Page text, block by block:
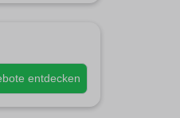
entdecken